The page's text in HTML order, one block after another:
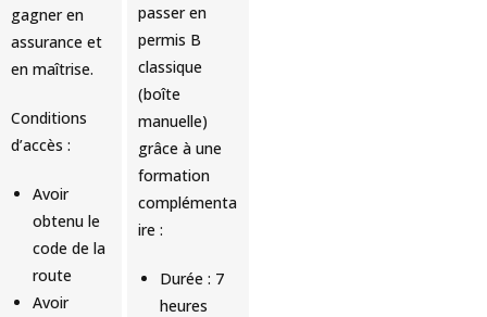
gagner en
assurance et
en maîtrise.
Conditions
d’accès :
Avoir
obtenu le
code de la
route
Avoir
passer en
permis B
classique
(boîte
manuelle)
grâce à une
formation
complémenta
ire :
Durée : 7
heures